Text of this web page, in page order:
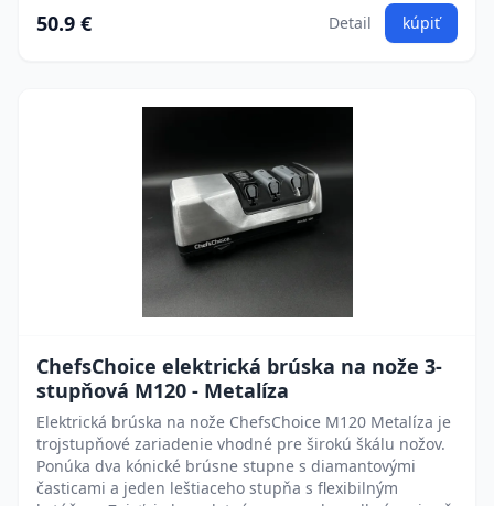
50.9 € Detail kúpiť
ChefsChoice elektrická brúska na nože 3-
stupňová M120 - Metalíza
Elektrická brúska na nože ChefsChoice M120 Metalíza je
trojstupňové zariadenie vhodné pre širokú škálu nožov.
Ponúka dva kónické brúsne stupne s diamantovými
časticami a jeden leštiaceho stupňa s flexibilným